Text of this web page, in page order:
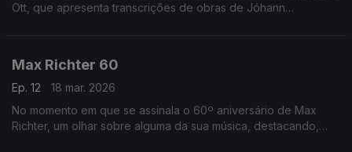
Ott, que apresenta transcrições de obras de Jóhann
Max Richter 60
Ep. 12
18 mar. 2026
No momento em que se assinala o 60º aniversário de Max
Richter, um olhar sobre alguma da sua música, destacando,